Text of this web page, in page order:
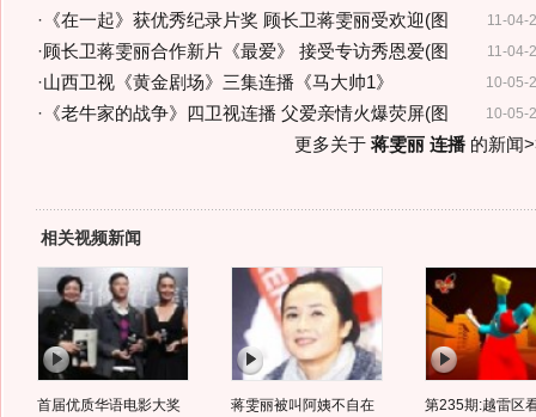
11-04-
· 《在一起》获优秀纪录片奖 顾长卫蒋雯丽受欢迎(图
11-04-
· 顾长卫蒋雯丽合作新片《最爱》 接受专访秀恩爱(图
10-05-
·山西卫视《黄金剧场》三集连播《马大帅1》
10-05-
· 《老牛家的战争》四卫视连播 父爱亲情火爆荧屏(图
更多关于 蒋雯丽 连播的新闻
相关视频新闻
首届优质华语电影大奖
蒋雯丽被叫阿姨不自在
第235期:越雷区